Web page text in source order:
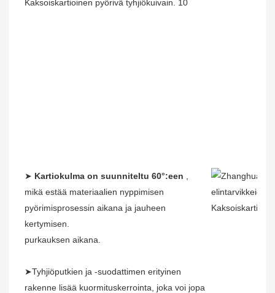
➤ Kartiokulma on suunniteltu 60°:een
mikä estää materiaalien nyppimisen
pyörimisprosessin aikana ja jauheen
kertymisen.
purkauksen aikana.
➤Tyhjiöputkien ja -suodattimen erityinen
rakenne lisää kuormituskerrointa, joka voi jopa